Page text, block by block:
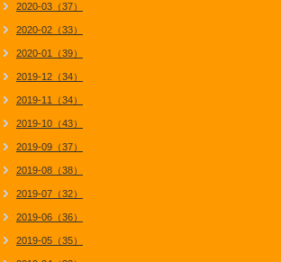
2020-03（37）
2020-02（33）
2020-01（39）
2019-12（34）
2019-11（34）
2019-10（43）
2019-09（37）
2019-08（38）
2019-07（32）
2019-06（36）
2019-05（35）